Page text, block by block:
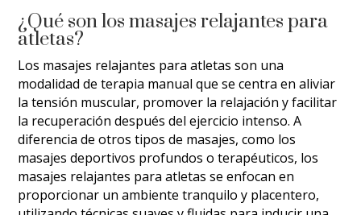
¿Qué son los masajes relajantes para
atletas?
Los masajes relajantes para atletas son una
modalidad de terapia manual que se centra en aliviar
la tensión muscular, promover la relajación y facilitar
la recuperación después del ejercicio intenso. A
diferencia de otros tipos de masajes, como los
masajes deportivos profundos o terapéuticos, los
masajes relajantes para atletas se enfocan en
proporcionar un ambiente tranquilo y placentero,